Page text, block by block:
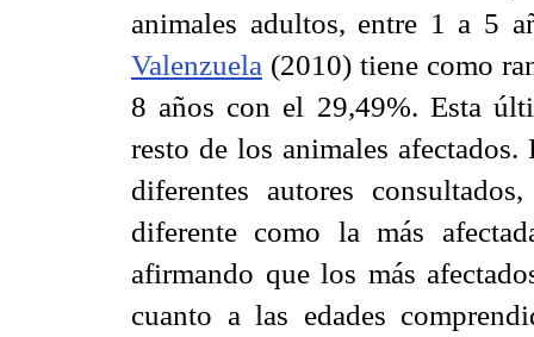
animales adultos, entre 1 a 5
Valenzuela (2010) tiene como
8 años con el 29,49%. Esta
resto de los animales
diferentes autores
diferente como la más
afirmando que los más
cuanto a las edades